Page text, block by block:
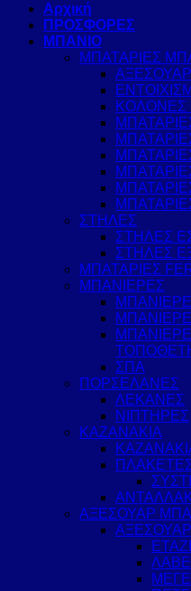
Αρχική
ΠΡΟΣΦΟΡΕΣ
ΜΠΑΝΙΟ
ΜΠΑΤΑΡΙΕΣ
ΚΟΛΟΝΕΣ
ΣΤΗΛΕΣ
ΣΤΗΛΕΣ
ΣΤΗΛΕΣ
ΜΠΑΤΑΡΙΕΣ
ΜΠΑΝΙΕΡΕΣ
ΣΠΑ
ΠΟΡΣΕΛΑΝΕΣ
ΛΕΚΑΝΕΣ
ΝΙΠΤΗΡΕΣ
ΚΑΖΑΝΑΚΙΑ
ΑΞΕΣΟΥΑΡ